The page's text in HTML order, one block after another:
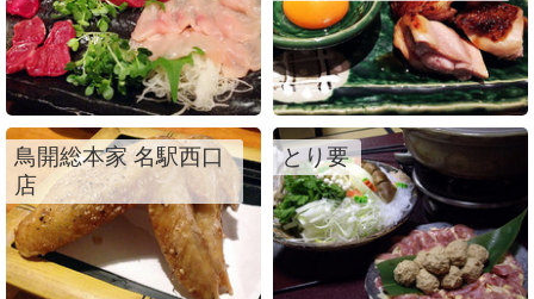
鳥開総本家 名駅西口
店
とり要